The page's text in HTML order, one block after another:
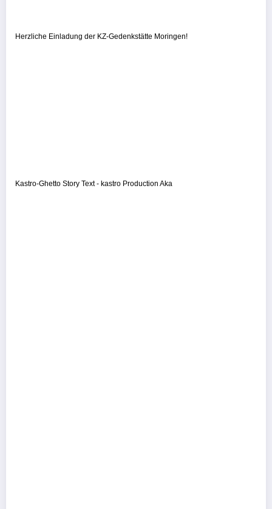
Herzliche Einladung der KZ-Gedenkstätte Moringen!
Kastro-Ghetto Story Text - kastro Production Aka